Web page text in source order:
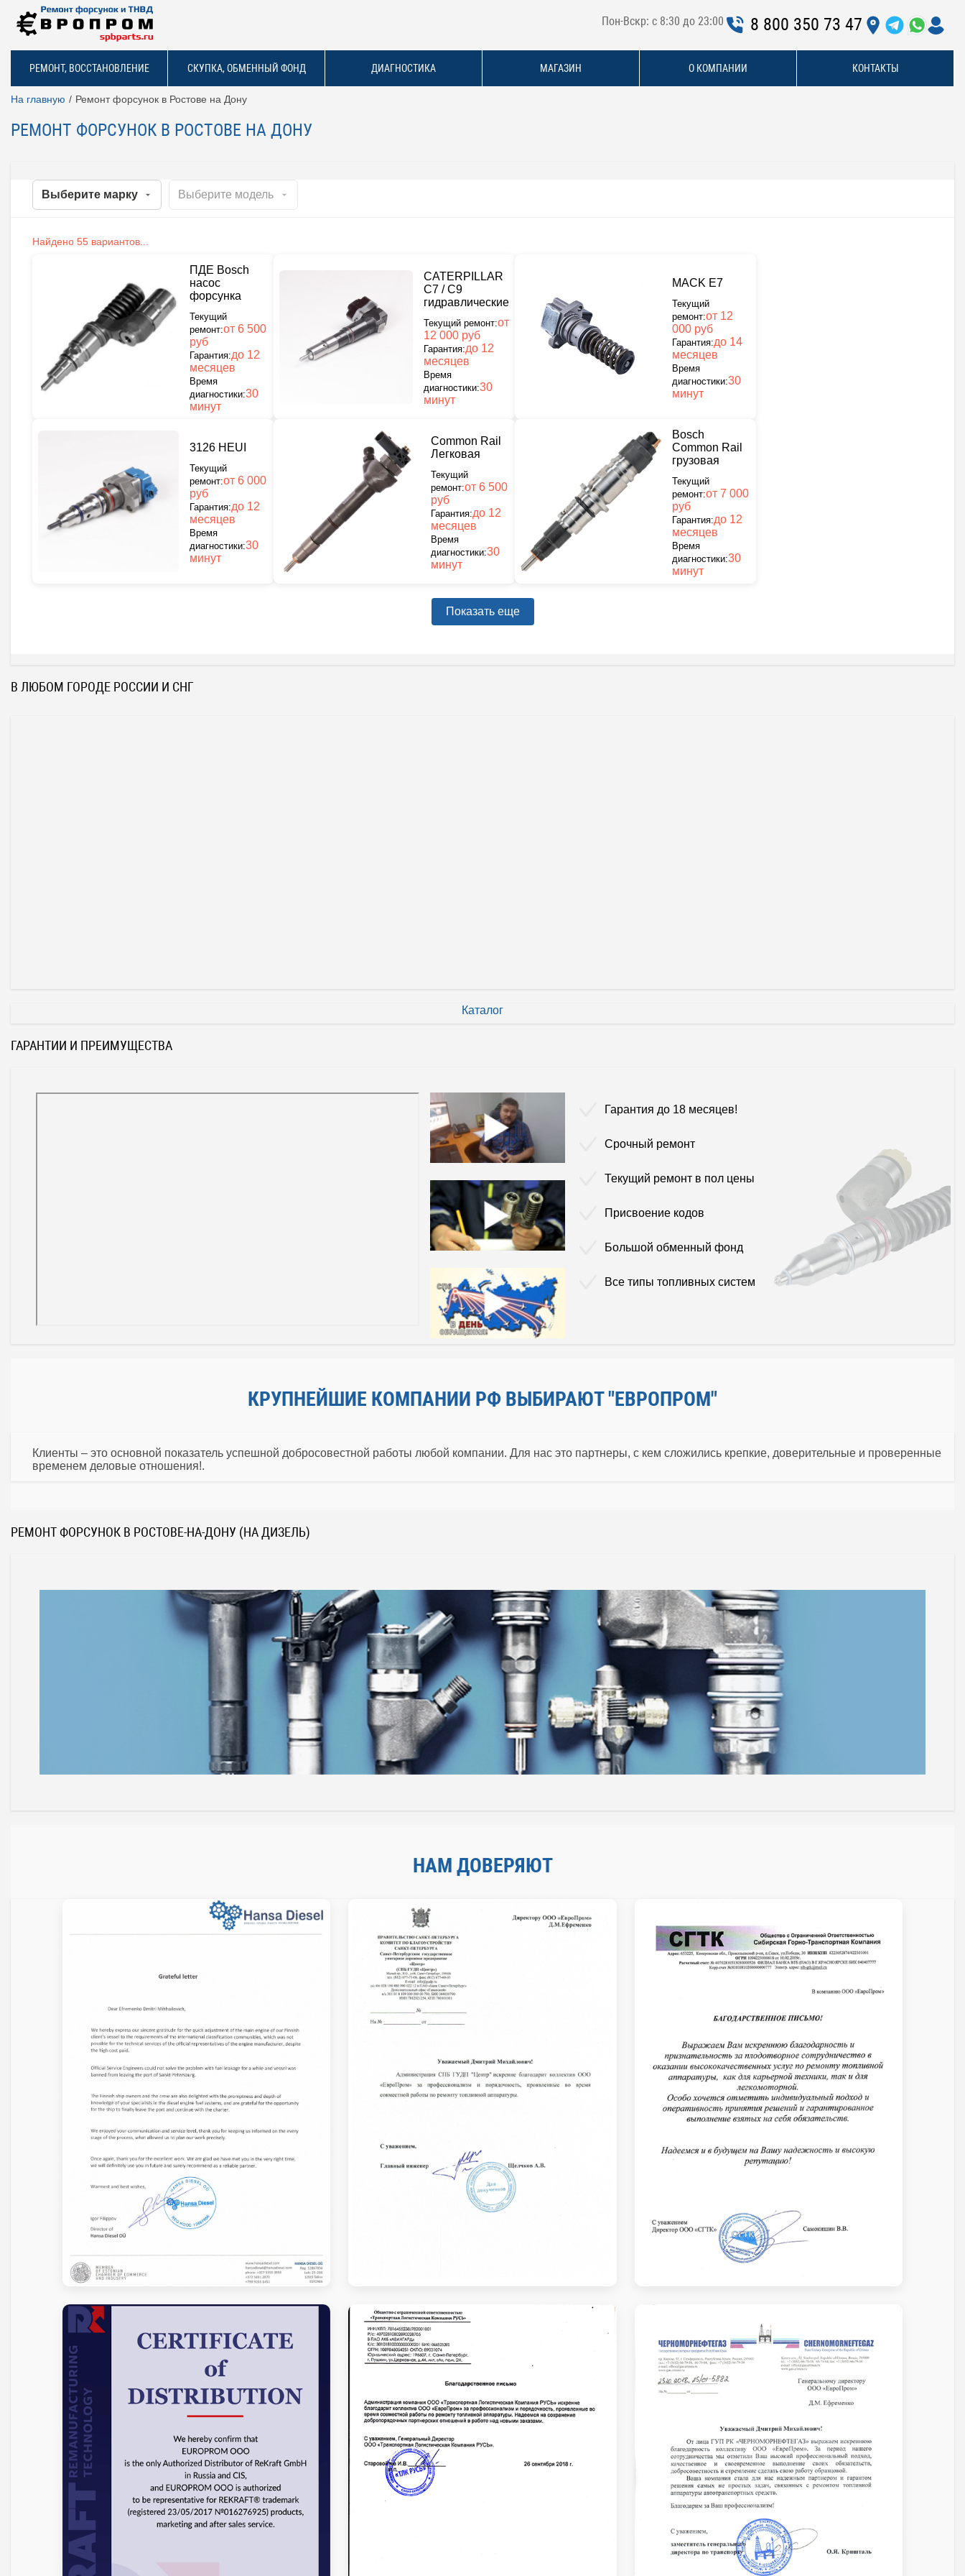
Пон-Вскр: с 8:30 до 23:00 8 800 350 73 47
РЕМОНТ, ВОССТАНОВЛЕНИЕ СКУПКА, ОБМЕННЫЙ ФОНД ДИАГНОСТИКА МАГАЗИН О КОМПАНИИ КОНТАКТЫ
На главную Ремонт форсунок в Ростове на Дону
РЕМОНТ ФОРСУНОК В РОСТОВЕ НА ДОНУ
Найдено 55 вариантов...
ПДЕ Bosch
насос
форсунка
Текущий
ремонт:от 6 500
руб
Гарантия:до 12
месяцев
Время
диагностики:30
минут
CATERPILLAR
C7 / C9
гидравлические
Текущий ремонт:от
12 000 руб
Гарантия:до 12
месяцев
Время
диагностики:30
минут
MACK E7
Текущий
ремонт:от 12
000 руб
Гарантия:до 14
месяцев
Время
диагностики:30
минут
3126 HEUI
Текущий
ремонт:от 6 000
руб
Гарантия:до 12
месяцев
Время
диагностики:30
минут
Common Rail
Легковая
Текущий
ремонт:от 6 500
руб
Гарантия:до 12
месяцев
Время
диагностики:30
минут
Bosch
Common Rail
грузовая
Текущий
ремонт:от 7 000
руб
Гарантия:до 12
месяцев
Время
диагностики:30
минут
Показать еще
В ЛЮБОМ ГОРОДЕ РОССИИ И СНГ
Каталог
ГАРАНТИИ И ПРЕИМУЩЕСТВА
Гарантия до 18 месяцев!
Срочный ремонт
Текущий ремонт в пол цены
Присвоение кодов
Большой обменный фонд
Все типы топливных систем
КРУПНЕЙШИЕ КОМПАНИИ РФ ВЫБИРАЮТ "ЕВРОПРОМ"
Клиенты – это основной показатель успешной добросовестной работы любой компании. Для нас это партнеры, с кем сложились крепкие, доверительные и проверенные
временем деловые отношения!.
РЕМОНТ ФОРСУНОК В РОСТОВЕ-НА-ДОНУ (НА ДИЗЕЛЬ)
НАМ ДОВЕРЯЮТ